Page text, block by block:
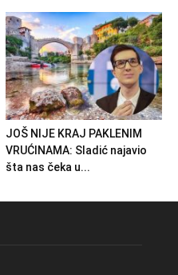
JOŠ NIJE KRAJ PAKLENIM
VRUĆINAMA: Sladić najavio
šta nas čeka u...